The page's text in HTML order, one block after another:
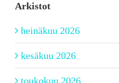
Arkistot
heinäkuu 2026
kesäkuu 2026
toukokuu 2026